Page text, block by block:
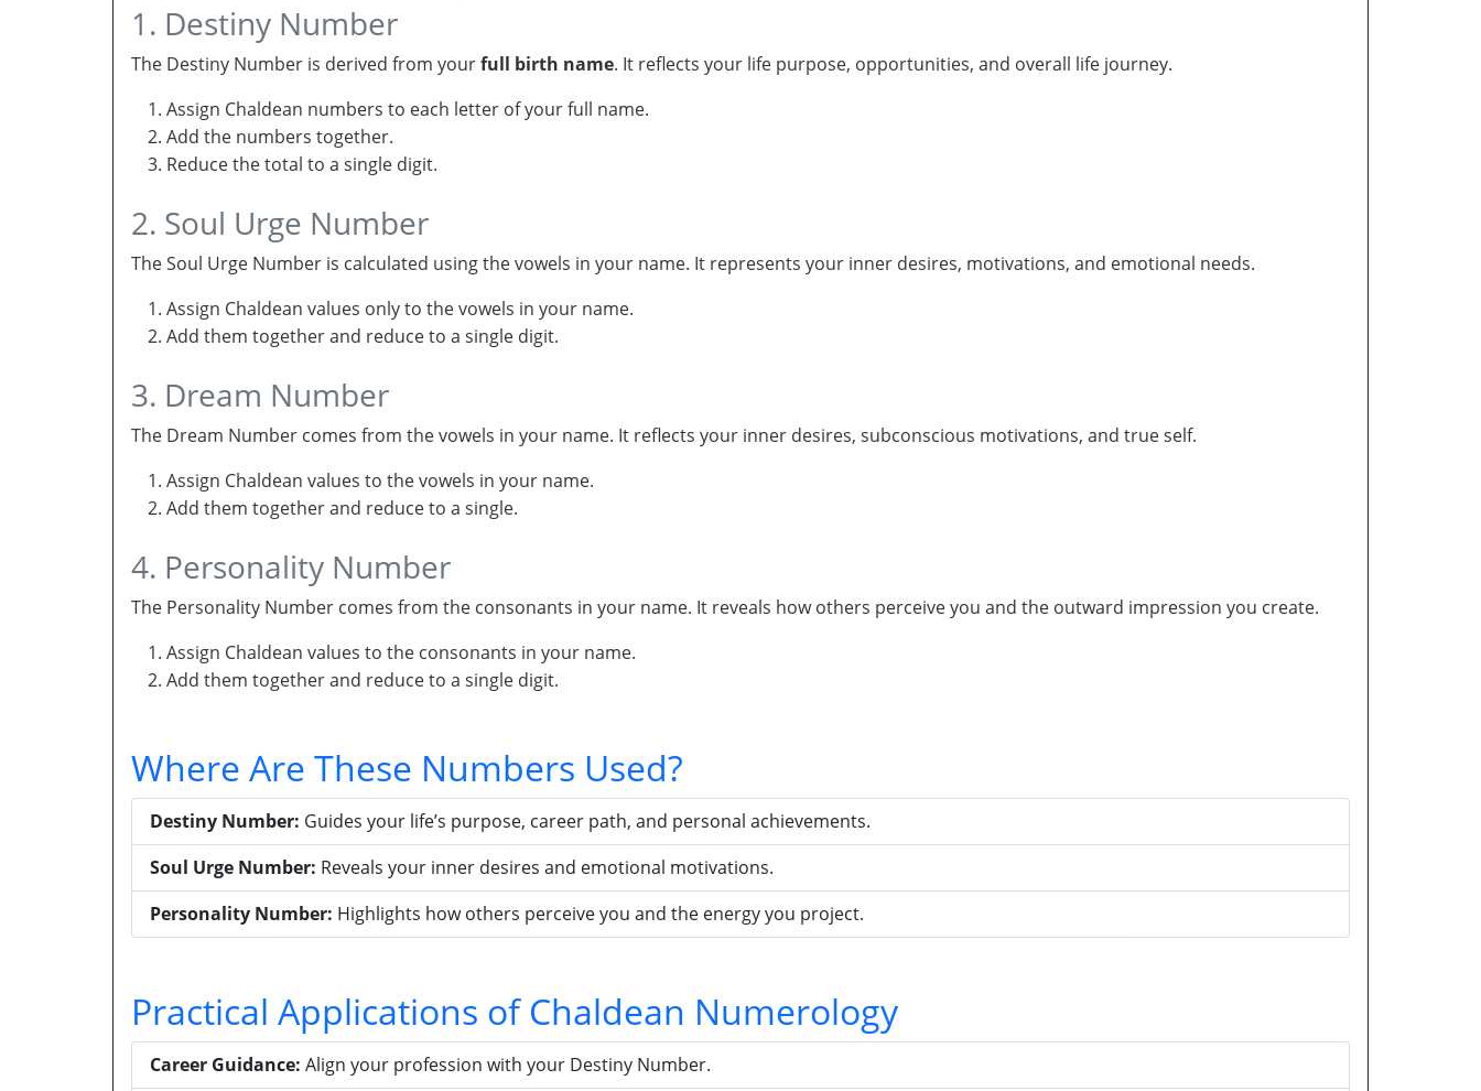
1. Destiny Number
The Destiny Number is derived from yourfull birth name. It reflects your life purpose, opportunities, and overall life journey.
Assign Chaldean numbers to each letter of your full name.
Add the numbers together.
Reduce the total to a single digit.
2. Soul Urge Number
The Soul Urge Number is calculated using the vowels in your name. It represents your inner desires, motivations, and emotional needs.
Assign Chaldean values only to the vowels in your name.
Add them together and reduce to a single digit.
3. Dream Number
The Dream Number comes from the vowels in your name. It reflects your inner desires, subconscious motivations, and true self.
Assign Chaldean values to the vowels in your name.
Add them together and reduce to a single.
4. Personality Number
The Personality Number comes from the consonants in your name. It reveals how others perceive you and the outward impression you create.
Assign Chaldean values to the consonants in your name.
Add them together and reduce to a single digit.
Where Are These Numbers Used?
Destiny Number: Guides your life’s purpose, career path, and personal achievements.
Soul Urge Number: Reveals your inner desires and emotional motivations.
Personality Number: Highlights how others perceive you and the energy you project.
Practical Applications of Chaldean Numerology
Career Guidance: Align your profession with your Destiny Number.